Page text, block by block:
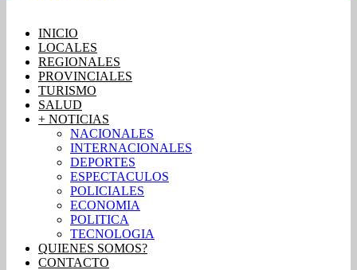
INICIO
LOCALES
REGIONALES
PROVINCIALES
TURISMO
SALUD
+ NOTICIAS
NACIONALES
INTERNACIONALES
DEPORTES
ESPECTACULOS
POLICIALES
ECONOMIA
POLITICA
TECNOLOGIA
QUIENES SOMOS?
CONTACTO